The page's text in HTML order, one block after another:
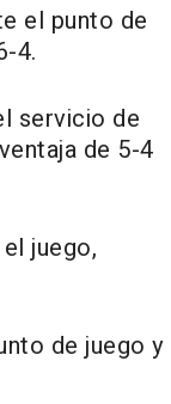
el punto de
4.
servicio de
de 5-4
juego,
de juego y